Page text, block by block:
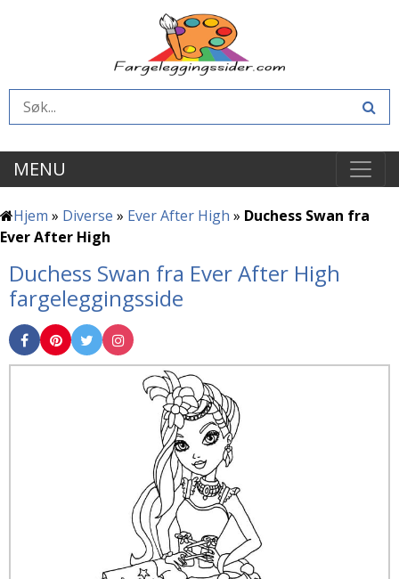
MENU
Hjem » Diverse » Ever After High » Duchess Swan fra
Ever After High
Duchess Swan fra Ever After High
fargeleggingsside